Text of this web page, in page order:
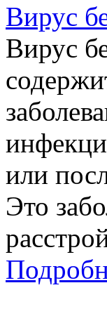
Вирус
Вирус
или
Это